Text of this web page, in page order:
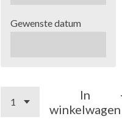
Gewenste datum
In
winkelwagen